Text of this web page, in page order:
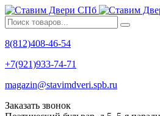
8(812)408-46-54
+7(921)933-74-71
magazin@stavimdveri.spb.ru
Заказать звонок